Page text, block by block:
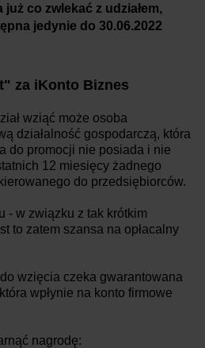
co zwlekać z udziałem,
jedynie do 30.06.2022
za iKonto Biznes
wziąć może osoba
działalność gospodarczą, która
do promocji nie posiada i nie
12 miesięcy żadnego
do przedsiębiorców.
- w związku z tak krótkim
to zatem szansa na opłacalny
wzięcia czeka gwarantowana
wpłynie na konto firmowe
nagrodę: